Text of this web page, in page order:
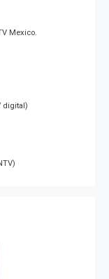
Mexico.
digital)